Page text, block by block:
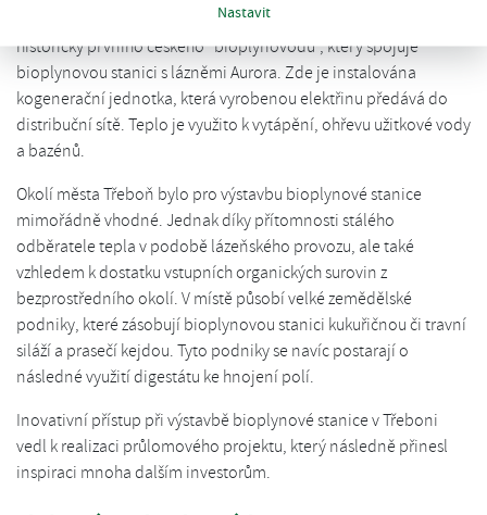
Nastavit
teplo vznikající při výrobě elektřiny z bioplynu s využitím
historicky prvního českého "bioplynovodu", který spojuje
bioplynovou stanici s lázněmi Aurora. Zde je instalována
kogenerační jednotka, která vyrobenou elektřinu předává do
distribuční sítě. Teplo je využito k vytápění, ohřevu užitkové vody
a bazénů.
Okolí města Třeboň bylo pro výstavbu bioplynové stanice
mimořádně vhodné. Jednak díky přítomnosti stálého
odběratele tepla v podobě lázeňského provozu, ale také
vzhledem k dostatku vstupních organických surovin z
bezprostředního okolí. V místě působí velké zemědělské
podniky, které zásobují bioplynovou stanici kukuřičnou či travní
siláží a prasečí kejdou. Tyto podniky se navíc postarají o
následné využití digestátu ke hnojení polí.
Inovativní přístup při výstavbě bioplynové stanice v Třeboni
vedl k realizaci průlomového projektu, který následně přinesl
inspiraci mnoha dalším investorům.